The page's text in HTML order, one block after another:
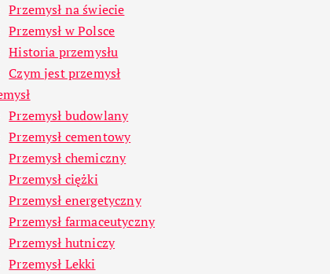
Przemysł na świecie
Przemysł w Polsce
Historia przemysłu
Czym jest przemysł
Przemysł budowlany
Przemysł cementowy
Przemysł chemiczny
Przemysł ciężki
Przemysł energetyczny
Przemysł farmaceutyczny
Przemysł hutniczy
Przemysł Lekki